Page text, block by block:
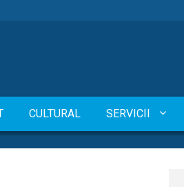
CULTURAL SERVICII